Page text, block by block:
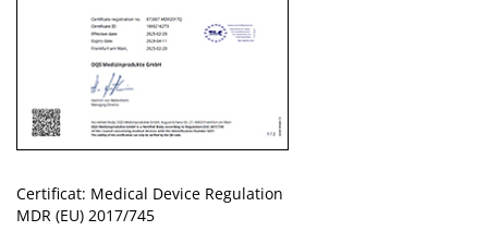
Certificat: Medical Device Regulation
MDR (EU) 2017/745